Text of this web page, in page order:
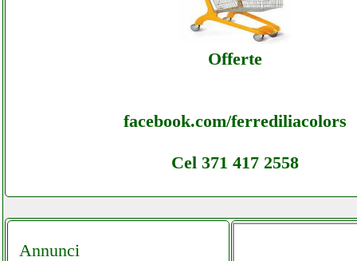
Elecoeuropsrl - Ecommerce Ecommerce
Offerte
facebook.com/ferrediliacolors
Cel 371 417 2558
Annunci